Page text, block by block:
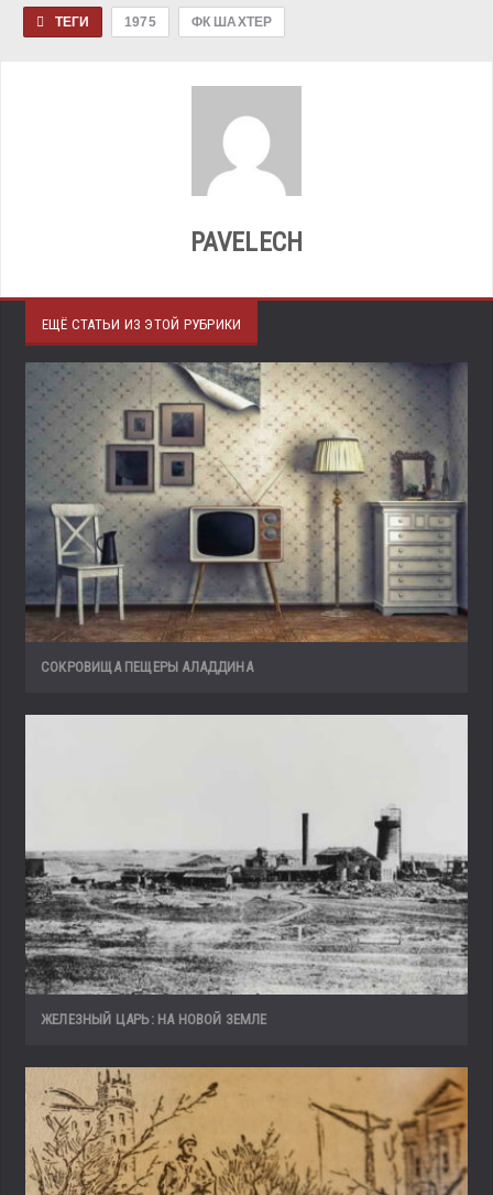
ТЕГИ 1975 ФК ШАХТЕР
PAVELECH
ЕЩЁ СТАТЬИ ИЗ ЭТОЙ РУБРИКИ
СОКРОВИЩА ПЕЩЕРЫ АЛАДДИНА
ЖЕЛЕЗНЫЙ ЦАРЬ: НА НОВОЙ ЗЕМЛЕ